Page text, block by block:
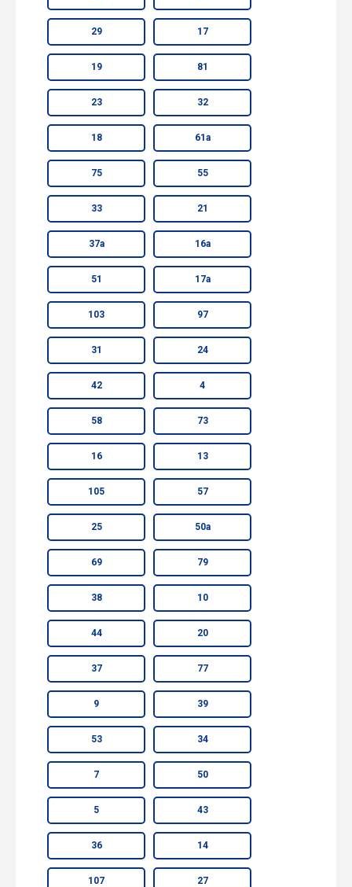
29 17
19 81
23 32
18 61а
75 55
33 21
37а 16а
51 17а
103 97
31 24
42 4
58 73
16 13
105 57
25 50а
69 79
38 10
44 20
37 77
9 39
53 34
7 50
5 43
36 14
107 27